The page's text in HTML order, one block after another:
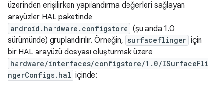
üzerinden erişilirken yapılandırma değerleri sağlayan
arayüzler HAL paketinde
android.hardware.configstore (şu anda 1.0
sürümünde) gruplandırılır. Örneğin, surfaceflinger için
bir HAL arayüzü dosyası oluşturmak üzere
hardware/interfaces/configstore/1.0/ISurfaceFli
ngerConfigs.hal içinde: